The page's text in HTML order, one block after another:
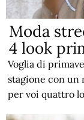
Moda
4 look
Voglia di
stagione con un
per voi quattro